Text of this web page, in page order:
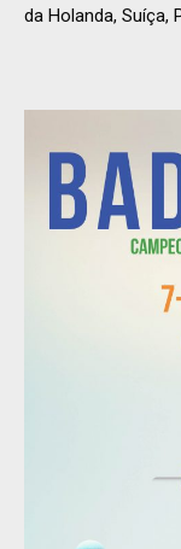
da Holanda, Suíça,